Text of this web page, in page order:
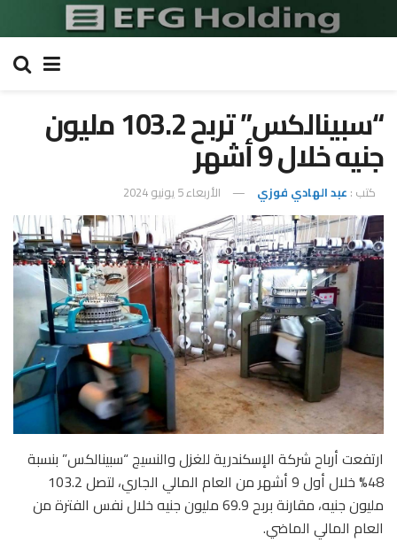
“سبينالكس” تربح 103.2 مليون
جنيه خلال 9 أشهر
كتب : عبد الهادي فوزي الأربعاء 5 يونيو 2024
ارتفعت أرباح شركة الإسكندرية للغزل والنسيج “سبينالكس” بنسبة
48% خلال أول 9 أشهر من العام المالي الجاري، لتصل 103.2
مليون جنيه، مقارنة بربح 69.9 مليون جنيه خلال نفس الفترة من
العام المالي الماضي.